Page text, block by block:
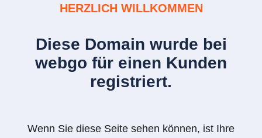
HERZLICH WILLKOMMEN
Diese Domain wurde bei
webgo für einen Kunden
registriert.
Wenn Sie diese Seite sehen können, ist Ihre